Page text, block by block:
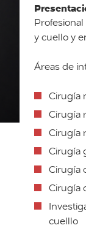
y cuello y
Áreas de
Cirugía
Cirugía
Cirugía
Cirugía
Cirugía
Cirugía
cuelllo